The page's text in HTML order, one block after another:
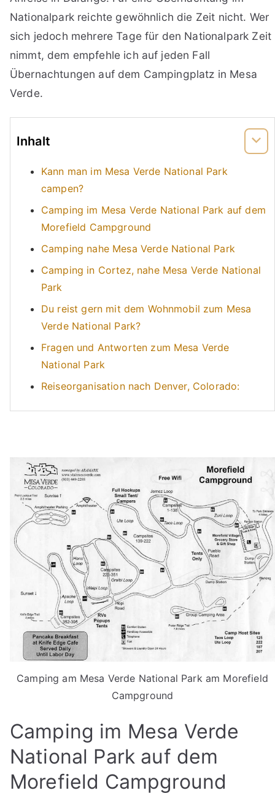
Nationalpark reichte gewöhnlich die Zeit nicht. Wer
sich jedoch mehrere Tage für den Nationalpark Zeit
nimmt, dem empfehle ich auf jeden Fall
Übernachtungen auf dem Campingplatz in Mesa
Verde.
Inhalt
Kann man im Mesa Verde National Park
campen?
Camping im Mesa Verde National Park auf dem
Morefield Campground
Camping nahe Mesa Verde National Park
Camping in Cortez, nahe Mesa Verde National
Park
Du reist gern mit dem Wohnmobil zum Mesa
Verde National Park?
Fragen und Antworten zum Mesa Verde
National Park
Reiseorganisation nach Denver, Colorado:
Camping am Mesa Verde National Park am Morefield
Campground
Camping im Mesa Verde
National Park auf dem
Morefield Campground